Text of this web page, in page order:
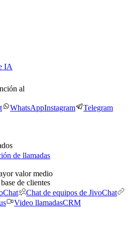
IA
al
WhatsAppInstagram Telegram
de llamadas
valor medio
de clientes
Chat de equipos de JivoChat
Video llamadasCRM